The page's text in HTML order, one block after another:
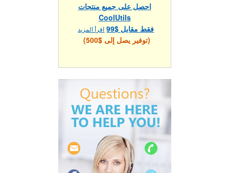
احصل على جميع منتجات
CoolUtils
فقط مقابل $99
اقرأ المزيد
(توفير يصل إلى $500)